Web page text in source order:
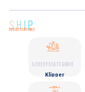
SHIP
SPECIFICATIONS
SCHEEPSCATEGORIE
Klipper